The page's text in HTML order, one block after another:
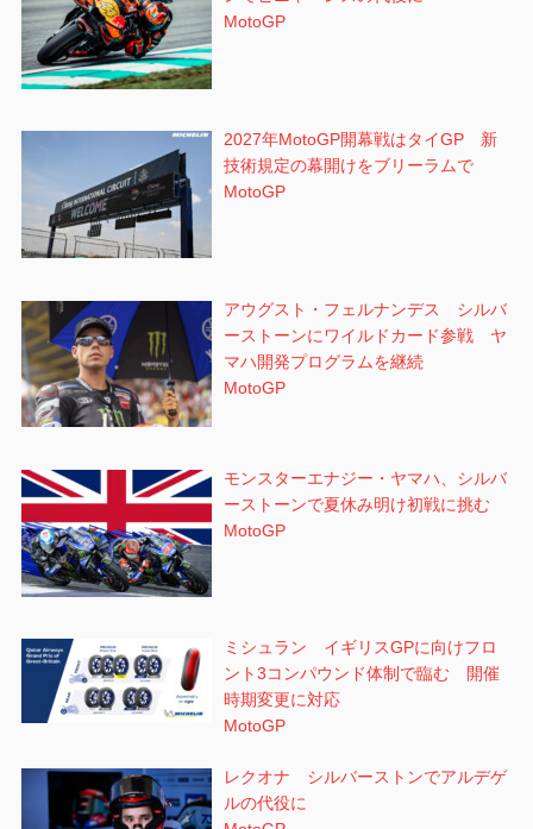
MotoGP
2027年MotoGP開幕戦はタイGP 新
技術規定の幕開けをブリーラムで
MotoGP
アウグスト・フェルナンデス シルバ
ーストーンにワイルドカード参戦 ヤ
マハ開発プログラムを継続
MotoGP
モンスターエナジー・ヤマハ、シルバ
ーストーンで夏休み明け初戦に挑む
MotoGP
ミシュラン イギリスGPに向けフロ
ント3コンパウンド体制で臨む 開催
時期変更に対応
MotoGP
レクオナ シルバーストンでアルデゲ
ルの代役に